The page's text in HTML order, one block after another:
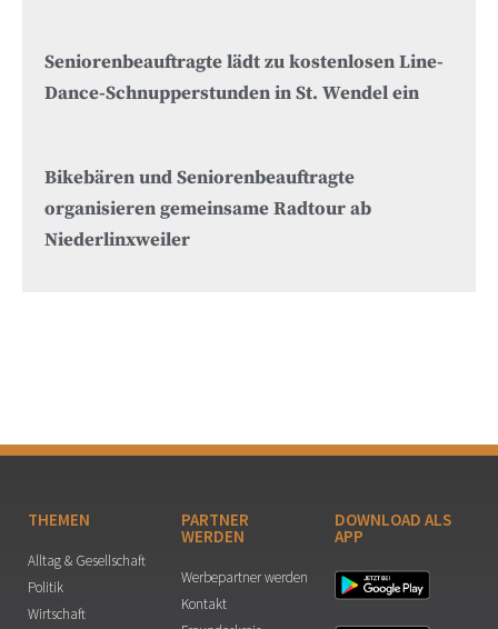
Seniorenbeauftragte lädt zu kostenlosen Line-
Dance-Schnupperstunden in St. Wendel ein
Bikebären und Seniorenbeauftragte
organisieren gemeinsame Radtour ab
Niederlinxweiler
THEMEN
Alltag & Gesellschaft
Politik
Wirtschaft
PARTNER
WERDEN
Werbepartner werden
Kontakt
DOWNLOAD ALS
APP